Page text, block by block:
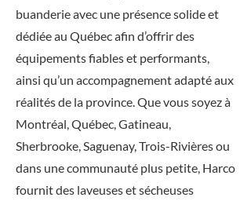
buanderie avec une présence solide et
dédiée au Québec afin d’offrir des
équipements fiables et performants,
ainsi qu’un accompagnement adapté aux
réalités de la province. Que vous soyez à
Montréal, Québec, Gatineau,
Sherbrooke, Saguenay, Trois-Rivières ou
dans une communauté plus petite, Harco
fournit des laveuses et sécheuses